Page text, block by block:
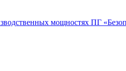
мощностях ПГ